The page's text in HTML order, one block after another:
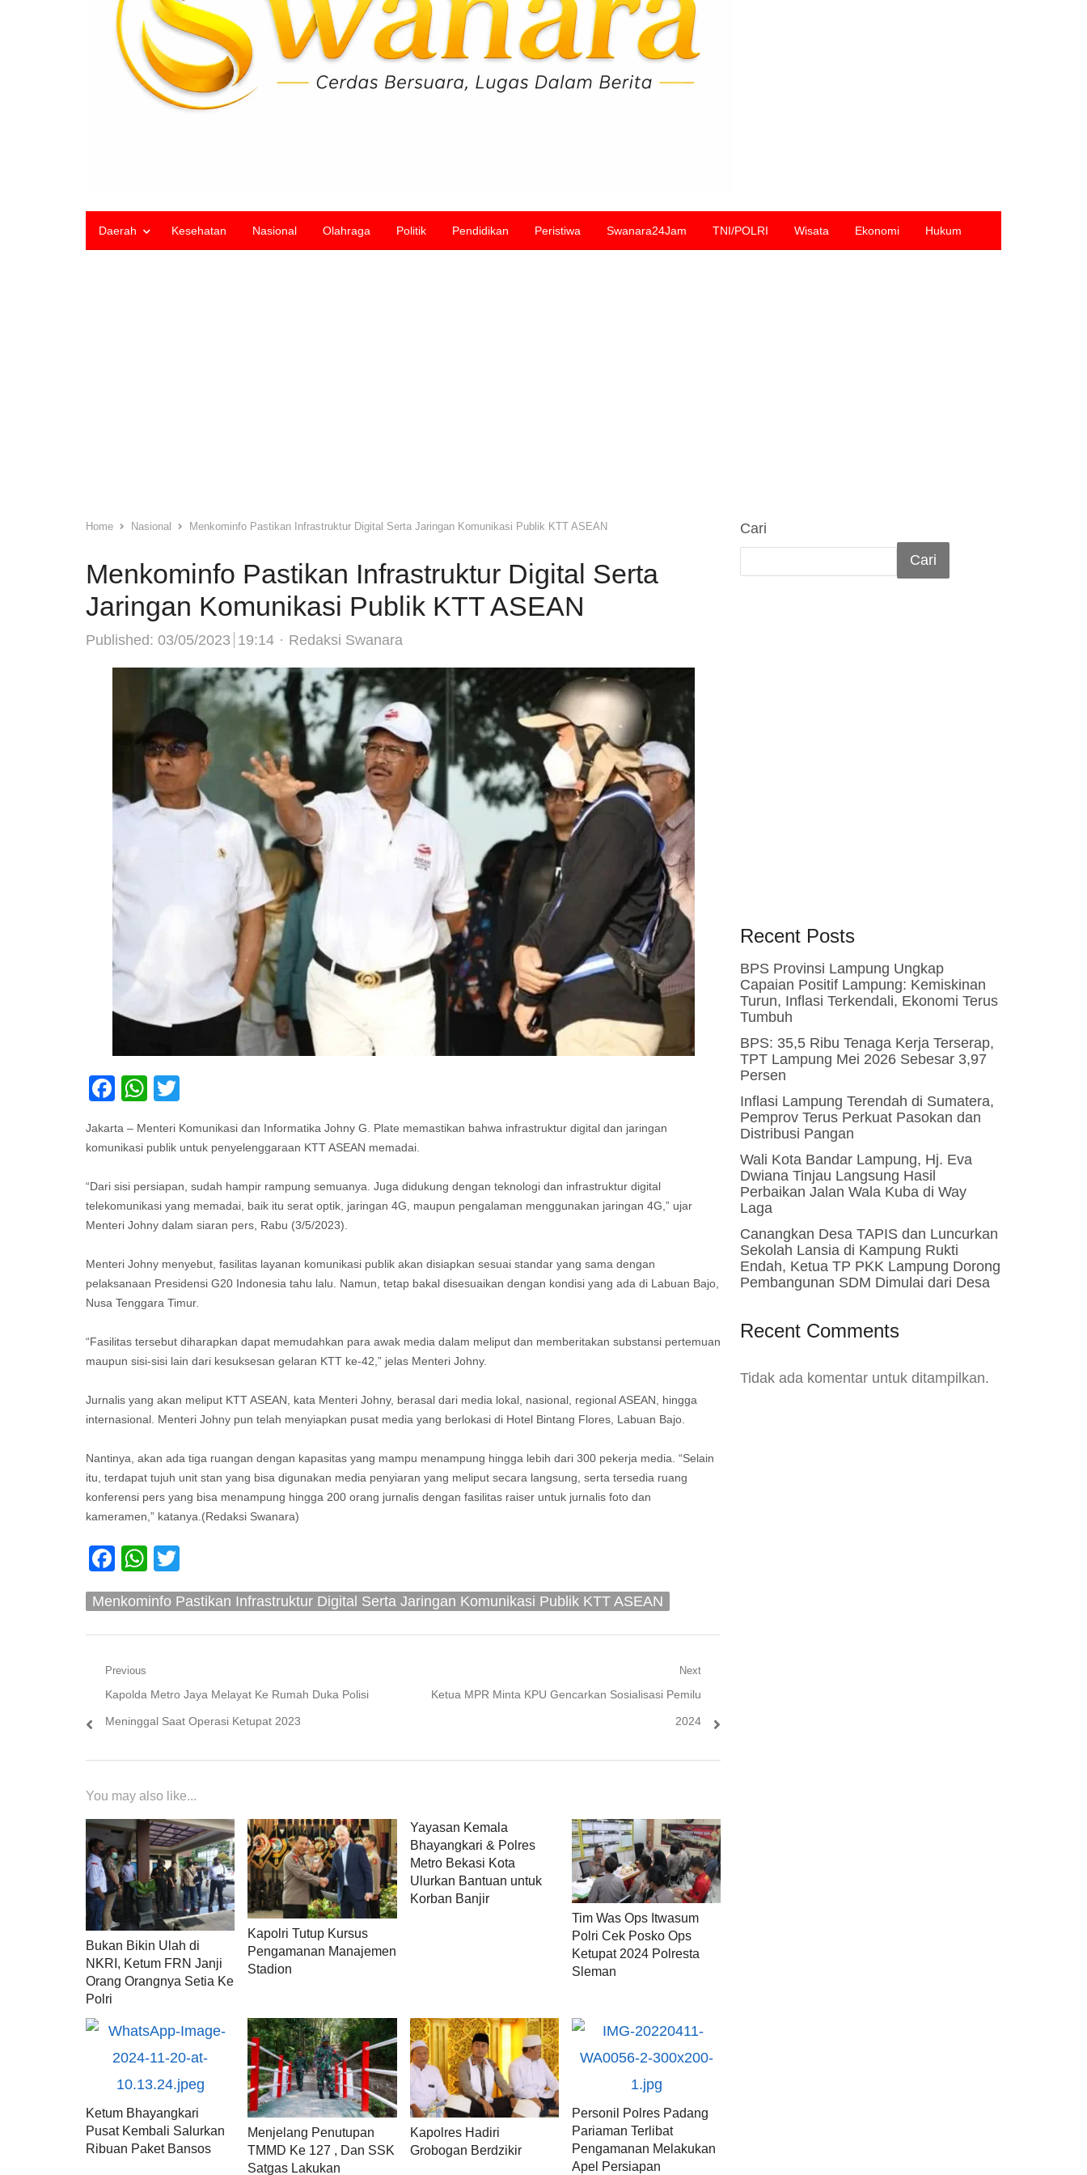
Daerah Kesehatan Nasional Olahraga Politik Pendidikan Peristiwa Swanara24Jam TNI/POLRI Wisata Ekonomi Hukum
Home Nasional Menkominfo Pastikan Infrastruktur Digital Serta Jaringan Komunikasi Publik KTT ASEAN
Menkominfo Pastikan Infrastruktur Digital Serta
Jaringan Komunikasi Publik KTT ASEAN
Published: 03/05/2023 19:14 Author
Redaksi Swanara
Facebook
WhatsApp
Jakarta – Menteri Komunikasi dan Informatika Johny G. Plate memastikan bahwa infrastruktur digital dan jaringan
komunikasi publik untuk penyelenggaraan KTT ASEAN memadai.
“Dari sisi persiapan, sudah hampir rampung semuanya. Juga didukung dengan teknologi dan infrastruktur digital
telekomunikasi yang memadai, baik itu serat optik, jaringan 4G, maupun pengalaman menggunakan jaringan 4G,” ujar
Menteri Johny dalam siaran pers, Rabu (3/5/2023).
Menteri Johny menyebut, fasilitas layanan komunikasi publik akan disiapkan sesuai standar yang sama dengan
pelaksanaan Presidensi G20 Indonesia tahu lalu. Namun, tetap bakal disesuaikan dengan kondisi yang ada di Labuan Bajo,
Nusa Tenggara Timur.
“Fasilitas tersebut diharapkan dapat memudahkan para awak media dalam meliput dan memberitakan substansi pertemuan
maupun sisi-sisi lain dari kesuksesan gelaran KTT ke-42,” jelas Menteri Johny.
Jurnalis yang akan meliput KTT ASEAN, kata Menteri Johny, berasal dari media lokal, nasional, regional ASEAN, hingga
internasional. Menteri Johny pun telah menyiapkan pusat media yang berlokasi di Hotel Bintang Flores, Labuan Bajo.
Nantinya, akan ada tiga ruangan dengan kapasitas yang mampu menampung hingga lebih dari 300 pekerja media. “Selain
itu, terdapat tujuh unit stan yang bisa digunakan media penyiaran yang meliput secara langsung, serta tersedia ruang
konferensi pers yang bisa menampung hingga 200 orang jurnalis dengan fasilitas raiser untuk jurnalis foto dan
kameramen,” katanya.(Redaksi Swanara)
Facebook
WhatsApp
Menkominfo Pastikan Infrastruktur Digital Serta Jaringan Komunikasi Publik KTT ASEAN
Navigasi
pos
Previous
Previous
post:
Kapolda Metro Jaya Melayat Ke Rumah Duka Polisi
Meninggal Saat Operasi Ketupat 2023
Next
Next
Ketua MPR Minta KPU Gencarkan Sosialisasi Pemilu
2024
You may also like...
Bukan Bikin Ulah di
NKRI, Ketum FRN Janji
Orang Orangnya Setia Ke
Polri
Kapolri Tutup Kursus
Pengamanan Manajemen
Stadion
Yayasan Kemala
Bhayangkari & Polres
Metro Bekasi Kota
Ulurkan Bantuan untuk
Korban Banjir
Tim Was Ops Itwasum
Polri Cek Posko Ops
Ketupat 2024 Polresta
Sleman
Ketum Bhayangkari
Pusat Kembali Salurkan
Ribuan Paket Bansos
Menjelang Penutupan
TMMD Ke 127 , Dan SSK
Satgas Lakukan
Kapolres Hadiri
Grobogan Berdzikir
Personil Polres Padang
Pariaman Terlibat
Pengamanan Melakukan
Apel Persiapan
Cari
Cari
Recent Posts
BPS Provinsi Lampung Ungkap
Capaian Positif Lampung: Kemiskinan
Turun, Inflasi Terkendali, Ekonomi Terus
Tumbuh
BPS: 35,5 Ribu Tenaga Kerja Terserap,
TPT Lampung Mei 2026 Sebesar 3,97
Persen
Inflasi Lampung Terendah di Sumatera,
Pemprov Terus Perkuat Pasokan dan
Distribusi Pangan
Wali Kota Bandar Lampung, Hj. Eva
Dwiana Tinjau Langsung Hasil
Perbaikan Jalan Wala Kuba di Way
Laga
Canangkan Desa TAPIS dan Luncurkan
Sekolah Lansia di Kampung Rukti
Endah, Ketua TP PKK Lampung Dorong
Pembangunan SDM Dimulai dari Desa
Recent Comments
Tidak ada komentar untuk ditampilkan.